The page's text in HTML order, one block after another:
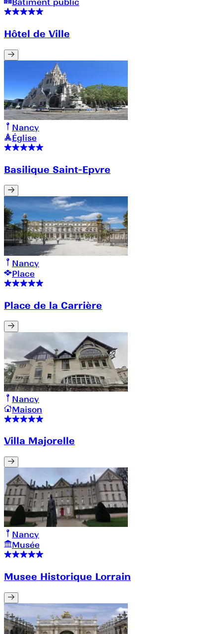
Bâtiment public
Hôtel de Ville
Nancy
Église
Basilique Saint-Epvre
Nancy
Place
Place de la Carrière
Nancy
Maison
Villa Majorelle
Nancy
Musée
Musee Historique Lorrain